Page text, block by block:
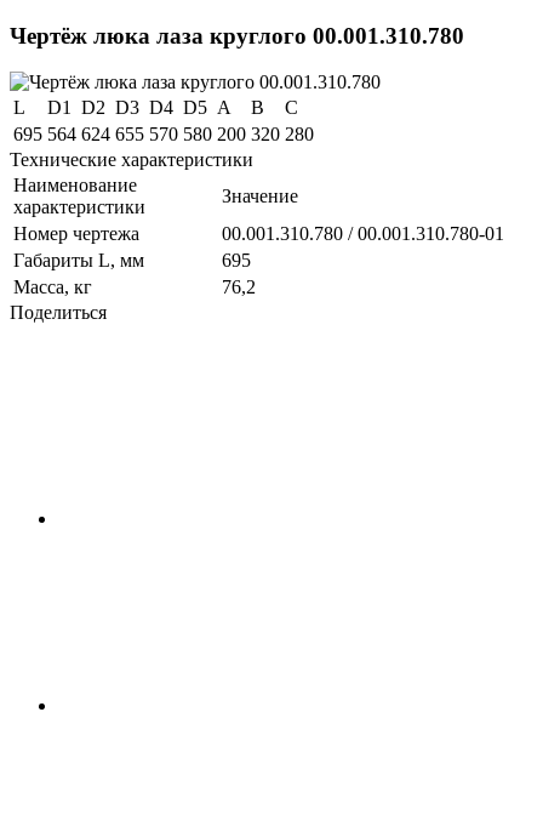
Чертёж люка лаза круглого 00.001.310.780
L D1 D2 D3 D4 D5 A B
C
695 564 624 655 570 580 200 320 280
Технические характеристики
Наименование
характеристики
Значение
Номер чертежа
00.001.310.780 / 00.001.310.780-01
Габариты L, мм
695
Масса, кг
76,2
Поделиться